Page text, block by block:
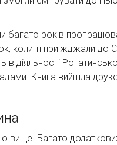
багато років
коли ті приїжджали до
в діяльності
Книга вийшла друком
вище. Багато